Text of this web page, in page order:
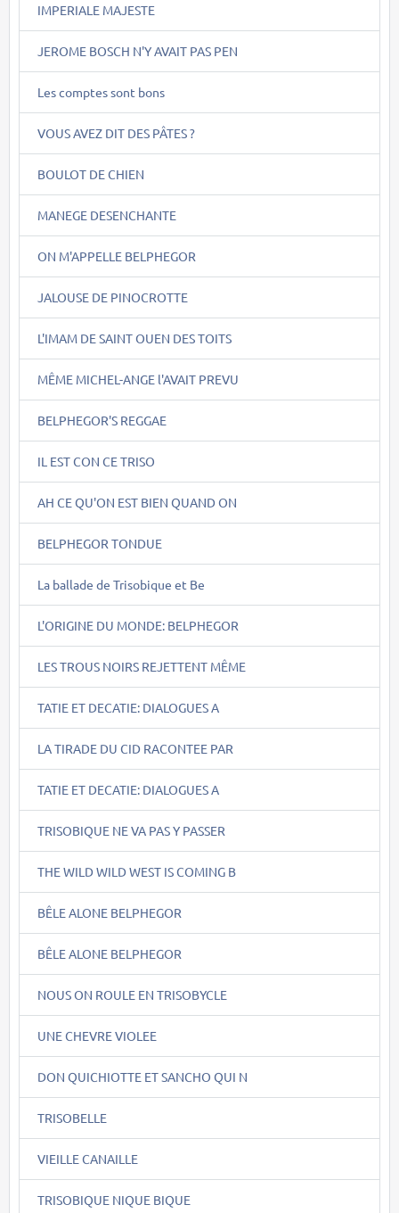
IMPERIALE MAJESTE
JEROME BOSCH N'Y AVAIT PAS PEN
Les comptes sont bons
VOUS AVEZ DIT DES PÂTES ?
BOULOT DE CHIEN
MANEGE DESENCHANTE
ON M'APPELLE BELPHEGOR
JALOUSE DE PINOCROTTE
L'IMAM DE SAINT OUEN DES TOITS
MÊME MICHEL-ANGE l'AVAIT PREVU
BELPHEGOR'S REGGAE
IL EST CON CE TRISO
AH CE QU'ON EST BIEN QUAND ON
BELPHEGOR TONDUE
La ballade de Trisobique et Be
L'ORIGINE DU MONDE: BELPHEGOR
LES TROUS NOIRS REJETTENT MÊME
TATIE ET DECATIE: DIALOGUES A
LA TIRADE DU CID RACONTEE PAR
TATIE ET DECATIE: DIALOGUES A
TRISOBIQUE NE VA PAS Y PASSER
THE WILD WILD WEST IS COMING B
BÊLE ALONE BELPHEGOR
BÊLE ALONE BELPHEGOR
NOUS ON ROULE EN TRISOBYCLE
UNE CHEVRE VIOLEE
DON QUICHIOTTE ET SANCHO QUI N
TRISOBELLE
VIEILLE CANAILLE
TRISOBIQUE NIQUE BIQUE